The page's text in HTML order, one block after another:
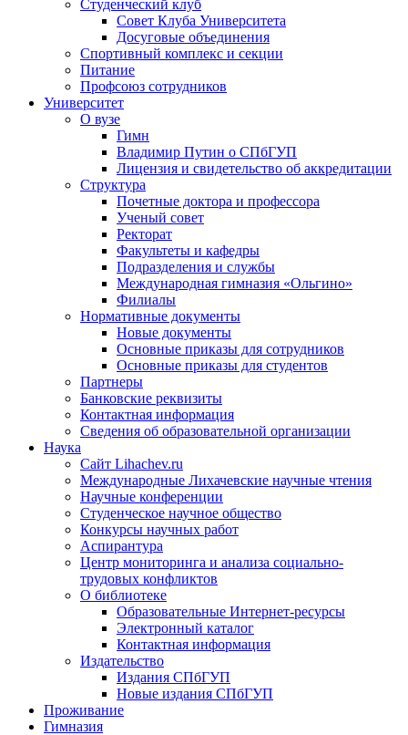
Студенческий клуб
Совет Клуба Университета
Досуговые объединения
Спортивный комплекс и секции
Питание
Профсоюз сотрудников
Университет
О вузе
Гимн
Владимир Путин о СПбГУП
Лицензия и свидетельство об аккредитации
Структура
Почетные доктора и профессора
Ученый совет
Ректорат
Факультеты и кафедры
Подразделения и службы
Международная гимназия «Ольгино»
Филиалы
Нормативные документы
Новые документы
Основные приказы для сотрудников
Основные приказы для студентов
Партнеры
Банковские реквизиты
Контактная информация
Сведения об образовательной организации
Наука
Сайт Lihachev.ru
Международные Лихачевские научные чтения
Научные конференции
Студенческое научное общество
Конкурсы научных работ
Аспирантура
Центр мониторинга и анализа социально-
трудовых конфликтов
О библиотеке
Образовательные Интернет-ресурсы
Электронный каталог
Контактная информация
Издательство
Издания СПбГУП
Новые издания СПбГУП
Проживание
Гимназия